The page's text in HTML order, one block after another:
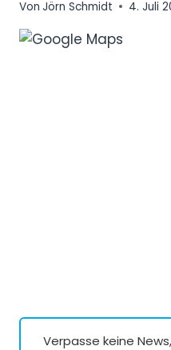
Von Jörn Schmidt 4. Juli
Verpasse keine